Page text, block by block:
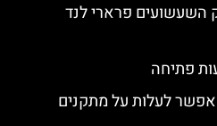
השעשועים פרארי לנד
פתיחה
לעלות על מתקנים